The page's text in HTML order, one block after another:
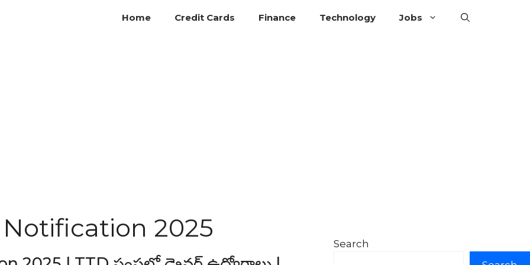
Home Credit Cards Finance Technology Jobs
2025
Search